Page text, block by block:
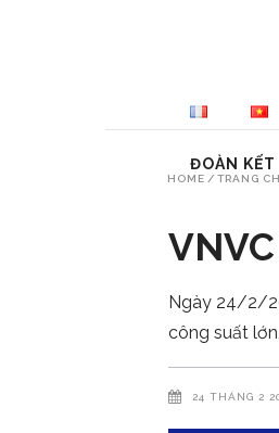
ĐOÀN KẾT
HOME / TRANG
Ngày 24/2/
công suất
24 THÁNG 2